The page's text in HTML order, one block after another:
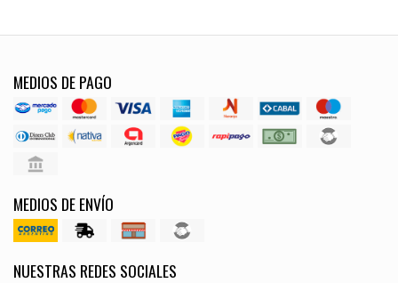
MEDIOS DE PAGO
MEDIOS DE ENVÍO
NUESTRAS REDES SOCIALES